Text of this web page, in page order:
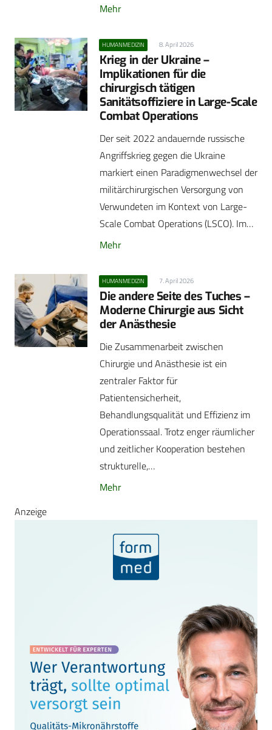
Mehr
HUMANMEDIZIN 8. April 2026
Krieg in der Ukraine –
Implikationen für die
chirurgisch tätigen
Sanitätsoffiziere in Large-Scale
Combat Operations
Der seit 2022 andauernde russische
Angriffskrieg gegen die Ukraine
markiert einen Paradigmenwechsel der
militärchirurgischen Versorgung von
Verwundeten im Kontext von Large-
Scale Combat Operations (LSCO). Im…
Mehr
HUMANMEDIZIN 7. April 2026
Die andere Seite des Tuches –
Moderne Chirurgie aus Sicht
der Anästhesie
Die Zusammenarbeit zwischen
Chirurgie und Anästhesie ist ein
zentraler Faktor für
Patientensicherheit,
Behandlungsqualität und Effizienz im
Operationssaal. Trotz enger räumlicher
und zeitlicher Kooperation bestehen
strukturelle,…
Mehr
Anzeige